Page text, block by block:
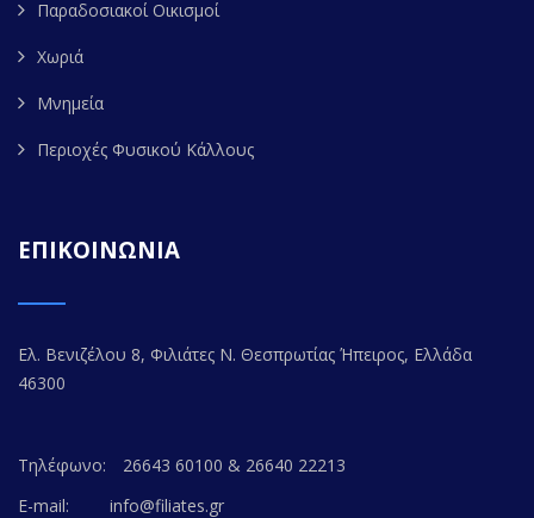
Παραδοσιακοί Οικισμοί
Χωριά
Μνημεία
Περιοχές Φυσικού Κάλλους
ΕΠΙΚΟΙΝΩΝΙΑ
Ελ. Βενιζέλου 8, Φιλιάτες Ν. Θεσπρωτίας Ήπειρος, Ελλάδα
46300
Τηλέφωνο:
26643 60100 & 26640 22213
E-mail:
info@filiates.gr